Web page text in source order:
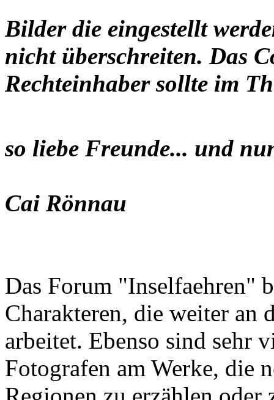
Bilder die eingestellt
nicht überschreiten. Das
Rechteinhaber sollte im
so liebe Freunde... und
Cai Rönnau
Das Forum "Inselfaehren"
Charakteren, die weiter an
arbeitet. Ebenso sind sehr
Fotografen am Werke, die